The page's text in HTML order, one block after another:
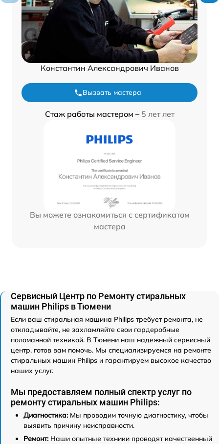
Константин Александрович Иванов
Вызвать мастера
Стаж работы мастером – 5 лет лет
Вы можете ознакомиться с сертификатом
мастера
Сервисный Центр по Ремонту стиральных
машин Philips в Тюмени
Если ваш стиральная машина Philips требует ремонта, не
откладывайте, не захламляйте свои гардеробные
поломанной техникой. В Тюмени наш надежный сервисный
центр, готов вам помочь. Мы специализируемся на ремонте
стиральных машин Philips и гарантируем высокое качество
наших услуг.
Мы предоставляем полный спектр услуг по
ремонту стиральных машин Philips:
Диагностика: Мы проводим точную диагностику, чтобы
выявить причину неисправности.
Ремонт: Наши опытные техники проводят качественный